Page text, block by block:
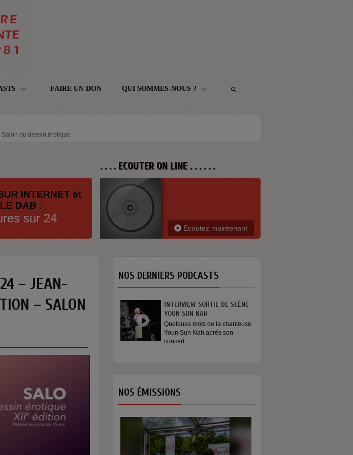
FAIRE UN DON QUI SOMMES-NOUS ?
du dessin érotique
INTERNET et
DAB :
sur 24
. . . . ECOUTER ON LINE . . . . . .
Ecoutez maintenant
– JEAN-
– SALON
NOS DERNIERS PODCASTS
INTERVIEW SORTIE DE SCÈNE
YOUN SUN NAH
Quelques mots de la chanteuse
Youn Sun Nah après son
concert...
NOS ÉMISSIONS